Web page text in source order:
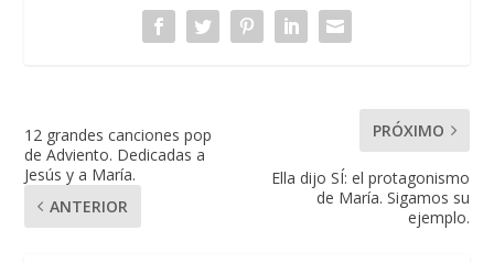
12 grandes canciones pop
de Adviento. Dedicadas a
Jesús y a María.
ANTERIOR
PRÓXIMO
Ella dijo SÍ: el protagonismo
de María. Sigamos su
ejemplo.